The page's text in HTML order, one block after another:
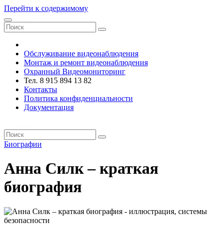
Перейти к содержимому
Обслуживание видеонаблюдения
Монтаж и ремонт видеонаблюдения
Охранный Видеомониторинг
Тел. 8 915 894 13 82
Контакты
Политика конфиденциальности
Документация
Биографии
Анна Силк – краткая
биография